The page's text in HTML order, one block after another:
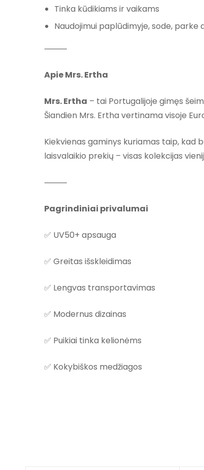
Tinka kūdikiams ir vaikams
Naudojimui paplūdimyje, sode, parke
⸻
Apie Mrs. Ertha
Mrs. Ertha – tai Portugalijoje gimęs
Šiandien Mrs. Ertha vertinama visoje
Kiekvienas gaminys kuriamas taip, kad
laisvalaikio prekių – visas kolekcijas
⸻
Pagrindiniai privalumai
✅ UV50+ apsauga
✅ Greitas išskleidimas
✅ Lengvas transportavimas
✅ Modernus dizainas
✅ Puikiai tinka kelionėms
✅ Kokybiškos medžiagos